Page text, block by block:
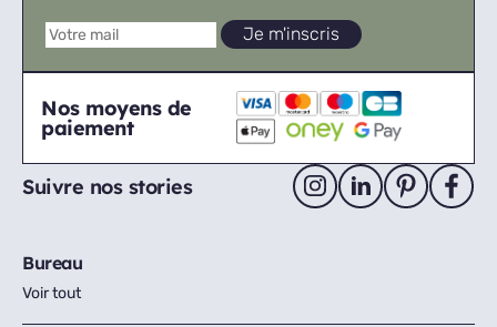
Nos moyens de
paiement
Suivre nos stories
Bureau
Voir tout